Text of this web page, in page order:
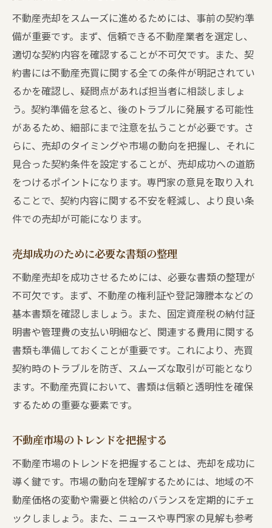
不動産売却をスムーズに進めるためには、事前の契約準
備が重要です。まず、信頼できる不動産業者を選定し、
適切な契約内容を確認することが不可欠です。また、契
約書には不動産売買に関する全ての条件が明記されてい
るかを確認し、疑問点があれば担当者に相談しましょ
う。契約準備を怠ると、後のトラブルに発展する可能性
があるため、細部にまで注意を払うことが必要です。さ
らに、売却のタイミングや市場の動向を把握し、それに
見合った契約条件を設定することが、売却成功への道筋
をつけるポイントになります。専門家の意見を取り入れ
ることで、契約内容に関する不安を軽減し、より良い条
件での売却が可能になります。
売却成功のために必要な書類の整理
不動産売却を成功させるためには、必要な書類の整理が
不可欠です。まず、不動産の権利証や登記簿謄本などの
基本書類を確認しましょう。また、固定資産税の納付証
明書や管理費の支払い明細など、関連する費用に関する
書類も準備しておくことが重要です。これにより、売買
契約時のトラブルを防ぎ、スムーズな取引が可能となり
ます。不動産売買において、書類は信頼と透明性を確保
するための重要な要素です。
不動産市場のトレンドを把握する
不動産市場のトレンドを把握することは、売却を成功に
導く鍵です。市場の動向を理解するためには、地域の不
動産価格の変動や需要と供給のバランスを定期的にチェ
ックしましょう。また、ニュースや専門家の見解も参考